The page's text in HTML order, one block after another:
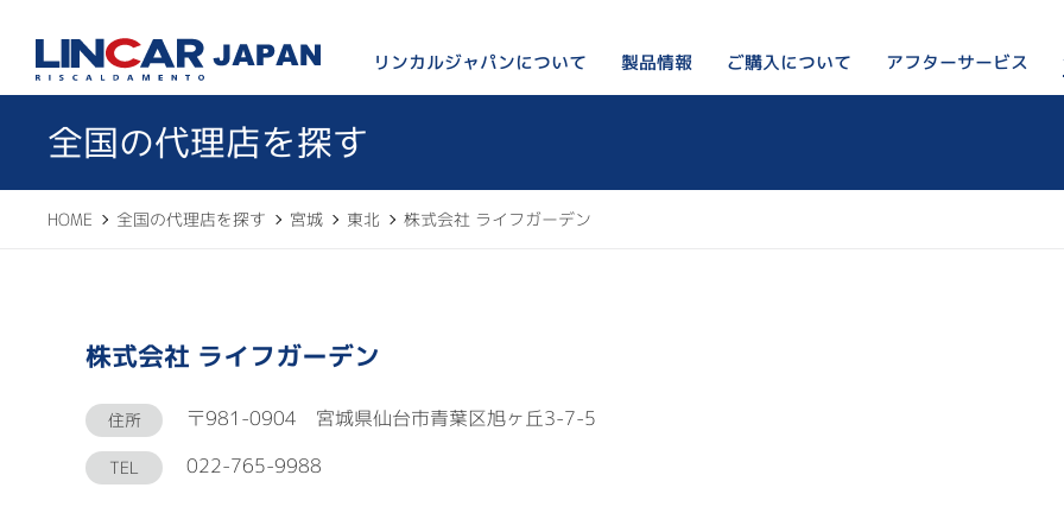
リンカルジャパンについて
リンカルジャパンが選ばれ
製品情報 ご購入について
ご購入をお考えの方はこちら
アフターサービス
全国の代理店を探す
HOME 全国の代理店を探す 宮城 東北 株式会社 ライフガーデン
株式会社 ライフガーデン
住所 〒981-0904 宮城県仙台市青葉区旭ヶ丘3-7-5
TEL 022-765-9988